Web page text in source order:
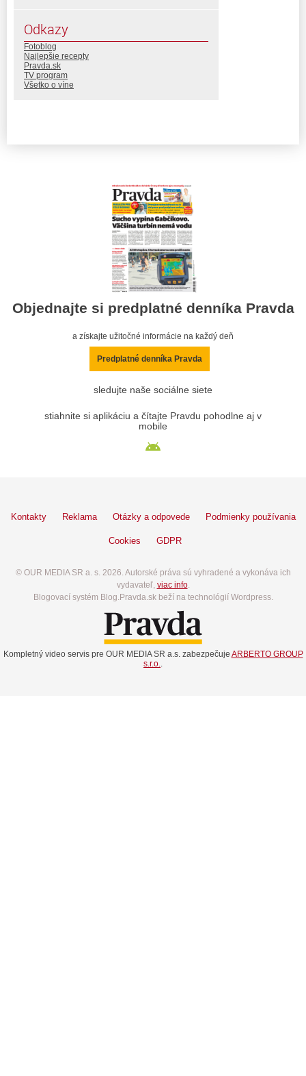
Odkazy
Fotoblog
Najlepšie recepty
Pravda.sk
TV program
Všetko o víne
Objednajte si predplatné denníka Pravda
a získajte užitočné informácie na každý deň
Predplatné denníka Pravda
sledujte naše sociálne siete
stiahnite si aplikáciu a čítajte Pravdu pohodlne aj v
mobile
Kontakty Reklama Otázky a odpovede Podmienky používania
Cookies GDPR
© OUR MEDIA SR a. s. 2026. Autorské práva sú vyhradené a vykonáva ich
vydavateľ, viac info.
Blogovací systém Blog.Pravda.sk beží na technológií Wordpress.
Kompletný video servis pre OUR MEDIA SR a.s. zabezpečuje ARBERTO GROUP
s.r.o..